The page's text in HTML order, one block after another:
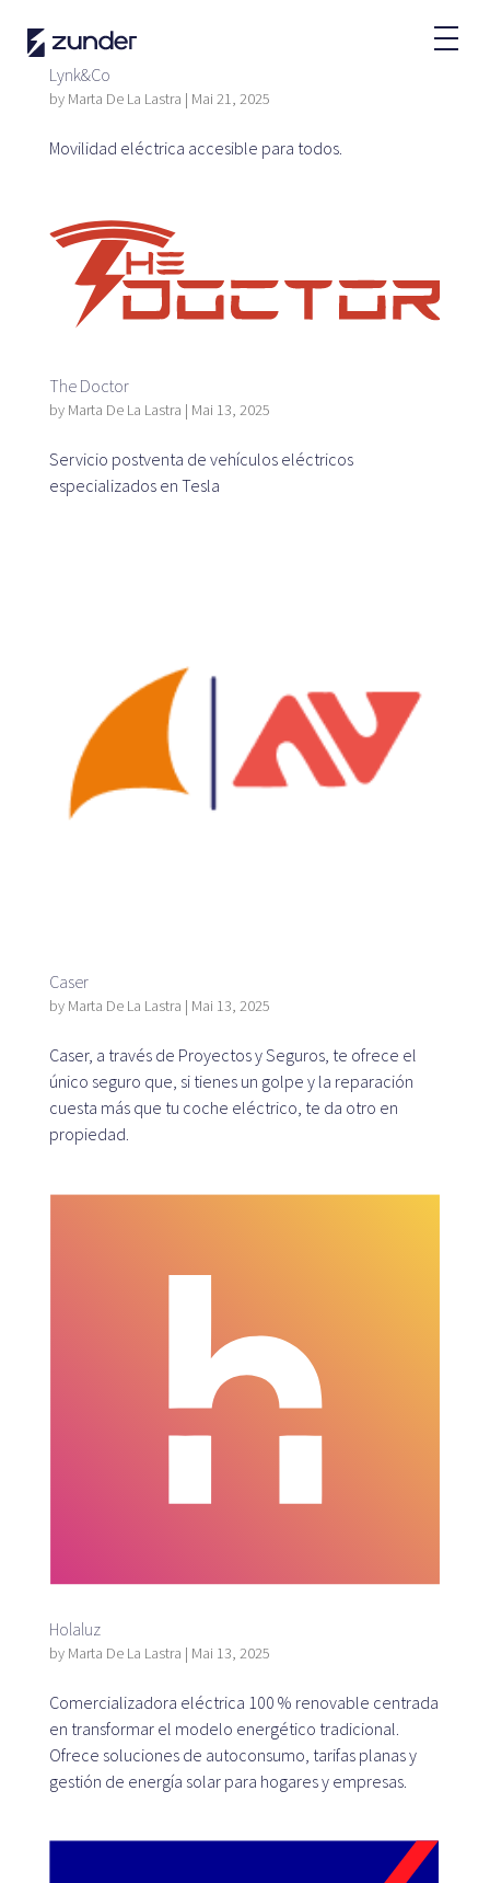
Utilizador VE
Aplicação da Zunder
Como realizar um carregamento?
Parceiros
Grandes contas
Plataforma SaaS
Estamos à procura de localizações
De que é que estamos à procura?
O que é que oferecemos?
Recomendar localização
+34 979 300 500
Lynk&Co
by Marta De La Lastra | Mai 21, 2025
Movilidad eléctrica accesible para todos.
The Doctor
by Marta De La Lastra | Mai 13, 2025
Servicio postventa de vehículos eléctricos
especializados en Tesla
Caser
by Marta De La Lastra | Mai 13, 2025
Caser, a través de Proyectos y Seguros, te ofrece el
único seguro que, si tienes un golpe y la reparación
cuesta más que tu coche eléctrico, te da otro en
propiedad.
Holaluz
by Marta De La Lastra | Mai 13, 2025
Comercializadora eléctrica 100 % renovable centrada
en transformar el modelo energético tradicional.
Ofrece soluciones de autoconsumo, tarifas planas y
gestión de energía solar para hogares y empresas.